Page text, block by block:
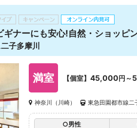
ギナーにも安心!自然・ショッピ
子多摩川
満室 【個室】 45,000円～
神奈川（川崎） 東急田園都市線二
○男性